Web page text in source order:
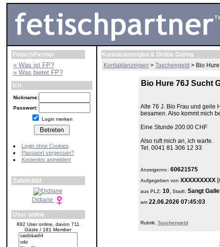
FetischPartner
» Was ist FP?
» Was bietet FP?
Ich
Nickname:
Passwort:
Login merken
Login ohne Cookies
Passwort vergessen?
Kostenlos anmelden!
Zufallsbild
Didiane
User online
892 User online, davon 711
Gäste / 181 Member
Kontaktanzeigen & Online Dating
Kontaktanzeigen > Taschengeld > Bio
Bio Hure 76J Sucht
Alte 76 J. Bio Frau und geile
besamen. Also kommt mich
Eine Stunde 200.00 CHF
Also ruft mich an, ich warte.
Tel. 0041 81 306 12 33
Anzeigennr.: 60621575
Aufgegeben von XXXXXXXXX
aus PLZ: 10, Stadt: Sangt
am 22.06.2026 07:45:03
Rubrik: Taschengeld